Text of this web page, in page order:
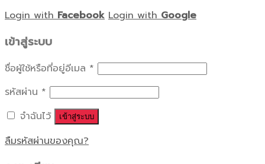
Login withFacebook Login withGoogle
เข้าสู่ระบบ
ชื่อผู้ใช้หรือที่อยู่อีเมล *
รหัสผ่าน *
จำฉันไว้
เข้าสู่ระบบ
ลืมรหัสผ่านของคุณ?